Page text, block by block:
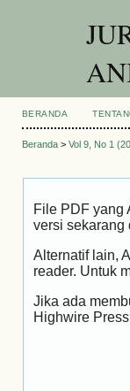
BERANDA
Beranda> Vol 9, No 1
File PDF yang
versi sekarang
Alternatif lain,
reader. Untuk
Jika ada
Highwire